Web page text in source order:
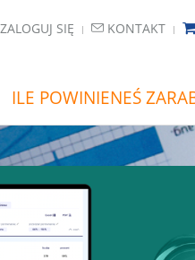
ZALOGUJ SIĘ KONTAKT
ILE POWINIENEŚ